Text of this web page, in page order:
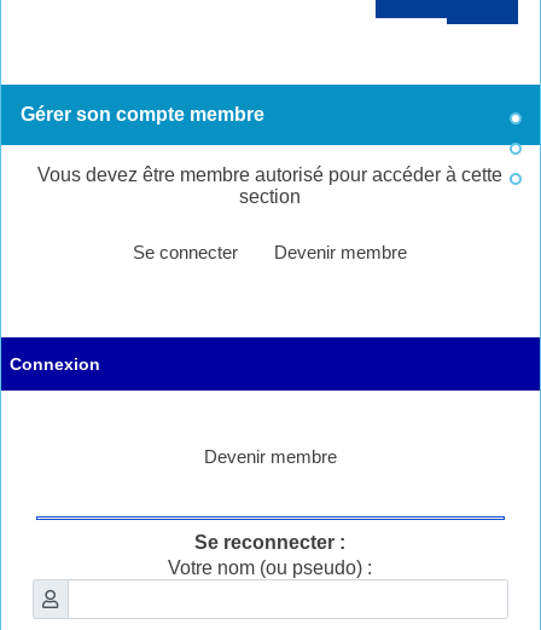
Gérer son compte membre
Vous devez être membre autorisé pour accéder à cette
section
Se connecter Devenir membre
Connexion
Devenir membre
Se reconnecter :
Votre nom (ou pseudo) :